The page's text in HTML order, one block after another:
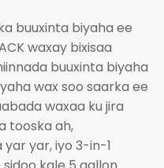
buuxinta biyaha ee
waxay bixisaa
buuxinta biyaha
wax soo saarka ee
waxaa ku jira
tooska ah,
yar, iyo 3-in-1